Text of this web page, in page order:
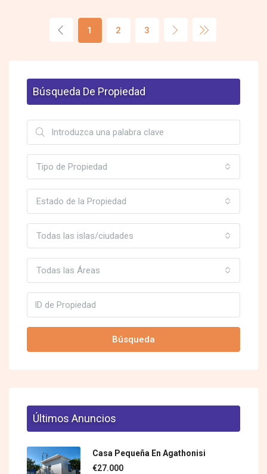
1 2 3
Búsqueda De Propiedad
Tipo de Propiedad
Estado de la Propiedad
Todas las islas/ciudades
Todas las Áreas
Búsqueda
Últimos Anuncios
Casa Pequeña En Agathonisi
€27.000